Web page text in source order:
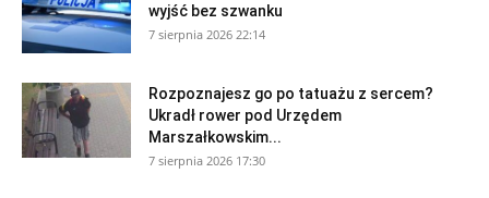
Rozpoznajesz go po tatuażu z sercem?
Marszałkowskim...
7 sierpnia 2026 17:30
ZDROWIE I URODA